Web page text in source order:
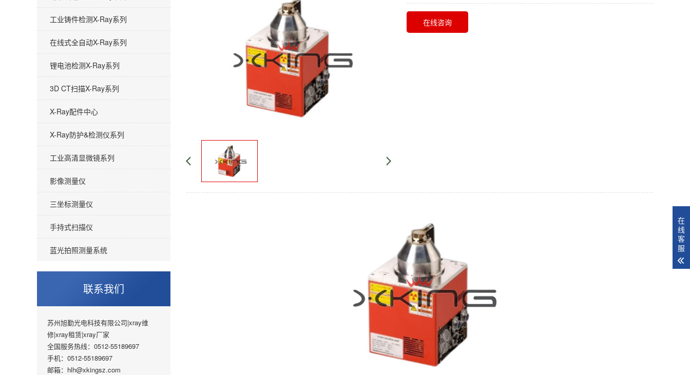
工业铸件检测X-Ray系列
在线式全自动X-Ray系列
锂电池检测X-Ray系列
3D CT扫描X-Ray系列
X-Ray配件中心
X-Ray防护&检测仪系列
工业高清显微镜系列
影像测量仪
三坐标测量仪
手持式扫描仪
蓝光拍照测量系统
联系我们
苏州旭勤光电科技有限公司|xray维
修|xray租赁|xray厂家
全国服务热线：0512-55189697
手机：0512-55189697
邮箱：hlh@xkingsz.com
在线咨询
在
线
客
服